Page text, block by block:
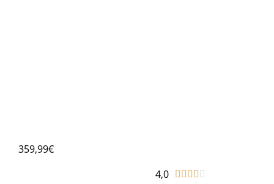
359,99€
4,0
    